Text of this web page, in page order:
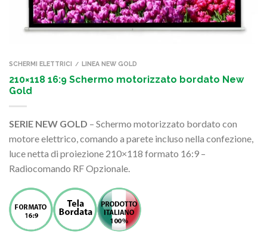
SCHERMI ELETTRICI / LINEA NEW GOLD
210×118 16:9 Schermo motorizzato bordato New
Gold
SERIE NEW GOLD – Schermo motorizzato bordato con
motore elettrico, comando a parete incluso nella confezione,
luce netta di proiezione 210×118 formato 16:9 –
Radiocomando RF Opzionale.